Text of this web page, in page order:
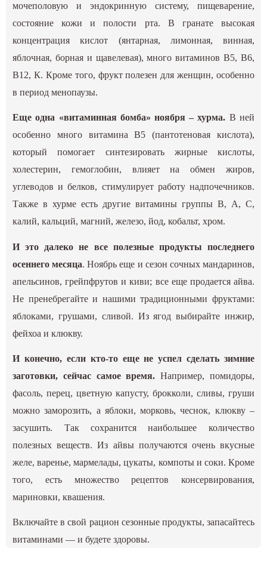
мочеполовую и эндокринную систему, пищеварение,
состояние кожи и полости рта. В гранате высокая
концентрация кислот (янтарная, лимонная, винная,
яблочная, борная и щавелевая), много витаминов В5, В6,
В12, К. Кроме того, фрукт полезен для женщин, особенно
в период менопаузы.
Еще одна «витаминная бомба» ноября – хурма. В ней
особенно много витамина В5 (пантотеновая кислота),
который помогает синтезировать жирные кислоты,
холестерин, гемоглобин, влияет на обмен жиров,
углеводов и белков, стимулирует работу надпочечников.
Также в хурме есть другие витамины группы В, А, С,
калий, кальций, магний, железо, йод, кобальт, хром.
И это далеко не все полезные продукты последнего
осеннего месяца. Ноябрь еще и сезон сочных мандаринов,
апельсинов, грейпфрутов и киви; все еще продается айва.
Не пренебрегайте и нашими традиционными фруктами:
яблоками, грушами, сливой. Из ягод выбирайте инжир,
фейхоа и клюкву.
И конечно, если кто-то еще не успел сделать зимние
заготовки, сейчас самое время. Например, помидоры,
фасоль, перец, цветную капусту, брокколи, сливы, груши
можно заморозить, а яблоки, морковь, чеснок, клюкву –
засушить. Так сохранится наибольшее количество
полезных веществ. Из айвы получаются очень вкусные
желе, варенье, мармелады, цукаты, компоты и соки. Кроме
того, есть множество рецептов консервирования,
мариновки, квашения.
Включайте в свой рацион сезонные продукты, запасайтесь
витаминами — и будете здоровы.